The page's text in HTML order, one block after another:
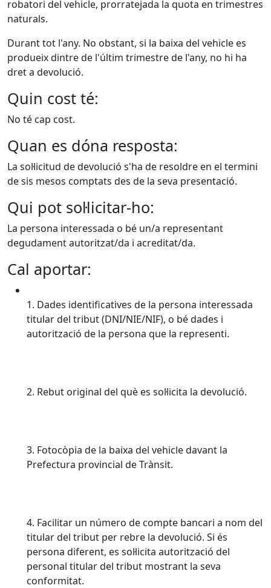
robatori del vehicle, prorratejada la quota en trimestres
naturals.
Durant tot l'any. No obstant, si la baixa del vehicle es
produeix dintre de l'últim trimestre de l'any, no hi ha
dret a devolució.
Quin cost té:
No té cap cost.
Quan es dóna resposta:
La sol·licitud de devolució s'ha de resoldre en el termini
de sis mesos comptats des de la seva presentació.
Qui pot sol·licitar-ho:
La persona interessada o bé un/a representant
degudament autoritzat/da i acreditat/da.
Cal aportar:
1. Dades identificatives de la persona interessada
titular del tribut (DNI/NIE/NIF), o bé dades i
autorització de la persona que la representi.
2. Rebut original del què es sol·licita la devolució.
3. Fotocòpia de la baixa del vehicle davant la
Prefectura provincial de Trànsit.
4. Facilitar un número de compte bancari a nom del
titular del tribut per rebre la devolució. Si és
persona diferent, es sol·licita autorització del
personal titular del tribut mostrant la seva
conformitat.